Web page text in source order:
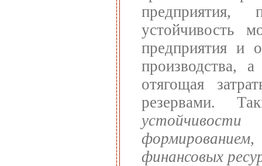
предприятия,
устойчивость
предприятия и
производства,
отягощая
резервами.
финансовых